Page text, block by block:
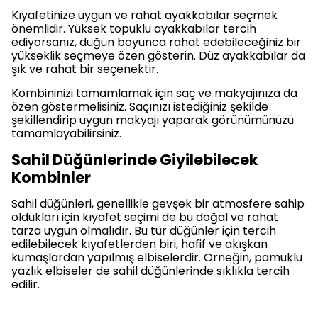
Kıyafetinize uygun ve rahat ayakkabılar seçmek
önemlidir. Yüksek topuklu ayakkabılar tercih
ediyorsanız, düğün boyunca rahat edebileceğiniz bir
yükseklik seçmeye özen gösterin. Düz ayakkabılar da
şık ve rahat bir seçenektir.
Kombininizi tamamlamak için saç ve makyajınıza da
özen göstermelisiniz. Saçınızı istediğiniz şekilde
şekillendirip uygun makyajı yaparak görünümünüzü
tamamlayabilirsiniz.
Sahil Düğünlerinde Giyilebilecek
Kombinler
Sahil düğünleri, genellikle gevşek bir atmosfere sahip
oldukları için kıyafet seçimi de bu doğal ve rahat
tarza uygun olmalıdır. Bu tür düğünler için tercih
edilebilecek kıyafetlerden biri, hafif ve akışkan
kumaşlardan yapılmış elbiselerdir. Örneğin, pamuklu
yazlık elbiseler de sahil düğünlerinde sıklıkla tercih
edilir.